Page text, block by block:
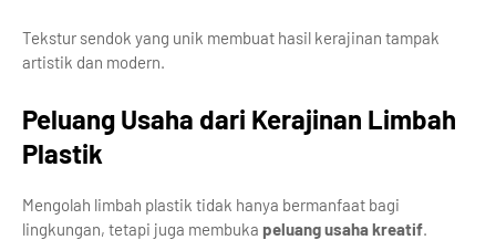
Tekstur sendok yang unik membuat hasil kerajinan tampak
artistik dan modern.
Peluang Usaha dari Kerajinan Limbah
Plastik
Mengolah limbah plastik tidak hanya bermanfaat bagi
lingkungan, tetapi juga membuka peluang usaha kreatif